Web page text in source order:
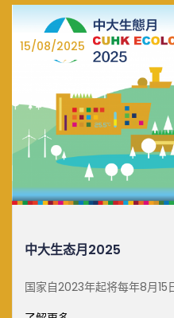
日定为全国生态日，旨在提高社